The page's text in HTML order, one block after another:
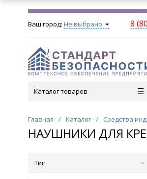
Ваш город: Не выбрано 8
Каталог товаров
Главная / Каталог / Средства
НАУШНИКИ ДЛЯ
Тип